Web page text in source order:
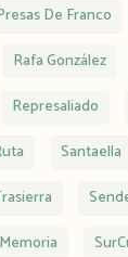
De Franco
Rafa González
Represaliado
Santaella